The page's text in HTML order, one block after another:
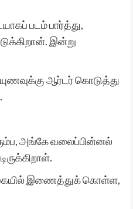
படம் பார்த்து,
இன்று
ஆர்டர் கொடுத்து
அங்கே வலைப்பின்னல்
கையில் இணைத்துக் கொள்ள,